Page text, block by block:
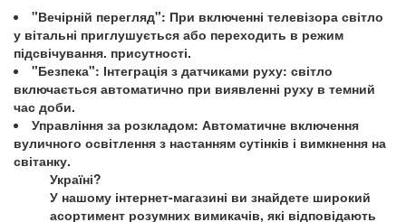
"Вечірній перегляд": При включенні телевізора світло
у вітальні приглушується або переходить в режим
підсвічування. присутності.
"Безпека": Інтеграція з датчиками руху: світло
включається автоматично при виявленні руху в темний
час доби.
Управління за розкладом: Автоматичне включення
вуличного освітлення з настанням сутінків і вимкнення на
світанку.
Україні?
У нашому інтернет-магазині ви знайдете широкий
асортимент розумних вимикачів, які відповідають